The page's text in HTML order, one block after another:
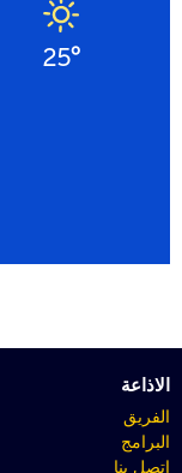
25°
الاذاعة
الفريق
البرامج
اتصل بنا